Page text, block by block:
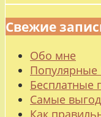
Свежие
Обо мне
Популярные
Самые